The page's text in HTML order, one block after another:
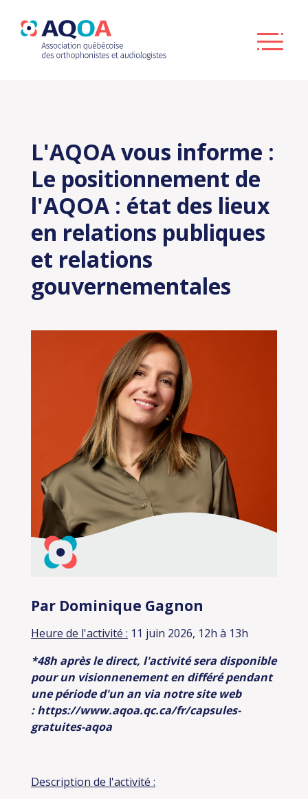
L'AQOA vous informe :
Le positionnement de
l'AQOA : état des lieux
en relations publiques
et relations
gouvernementales
Par Dominique Gagnon
Heure de l'activité : 11 juin 2026, 12h à 13h
*48h après le direct, l'activité sera disponible
pour un visionnenement en différé pendant
une période d'un an via notre site web
:https://www.aqoa.qc.ca/fr/capsules-
gratuites-aqoa
Description de l'activité :